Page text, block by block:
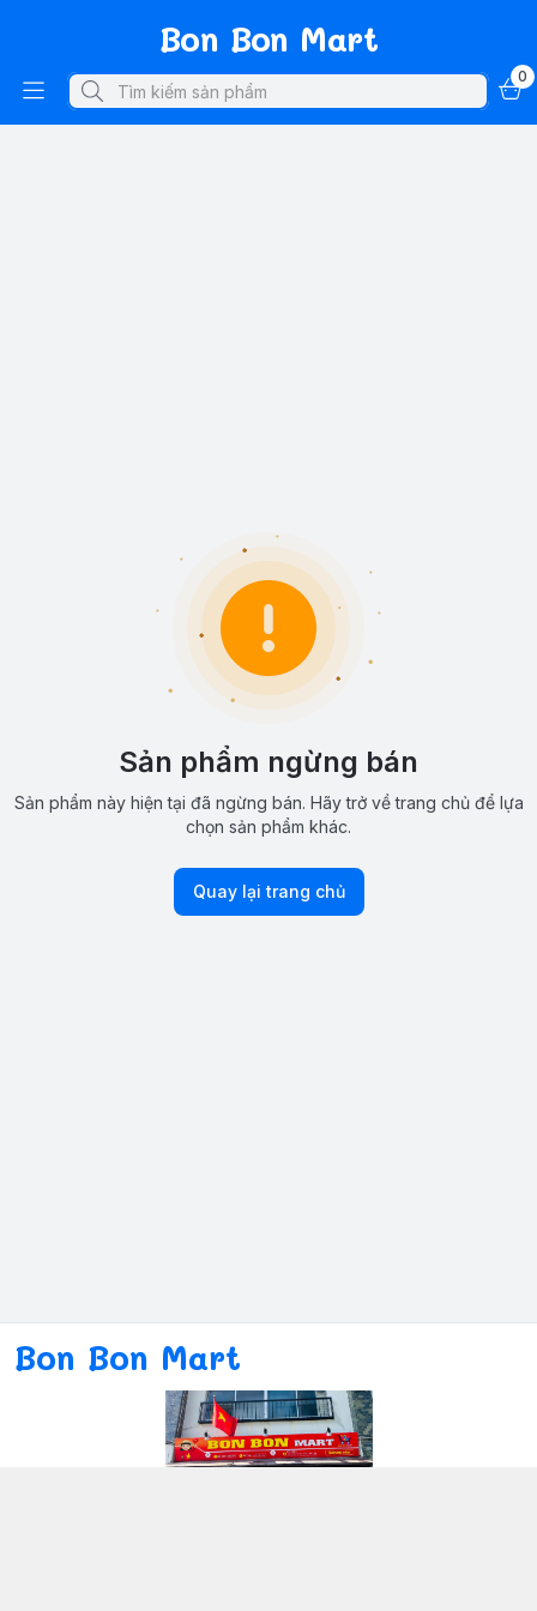
Bon Bon Mart
0
Sản phẩm ngừng bán
Sản phẩm này hiện tại đã ngừng bán. Hãy trở về trang chủ để lựa
chọn sản phẩm khác.
Quay lại trang chủ
Bon Bon Mart